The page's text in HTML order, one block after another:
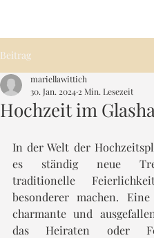
Beitrag
Hochzeit im
mariellawittich
30. Jan. 2024 2 Min. Lesezeit
In der Welt der
es ständig neue
traditionelle
besonderer machen. Eine
charmante und
das Heiraten oder